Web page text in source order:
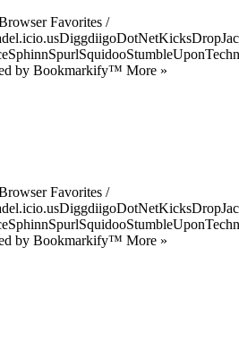
Favorites /
by Bookmarkify™ More »
Favorites /
by Bookmarkify™ More »